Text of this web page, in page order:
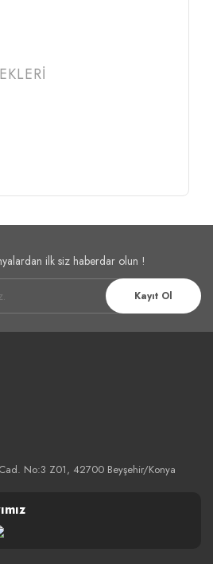
ilk siz haberdar olun !
Kayıt Ol
No:3 Z01, 42700 Beyşehir/Konya